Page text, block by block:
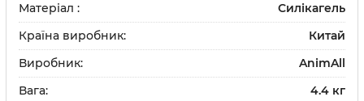
Матеріал :
Силікагель
Країна виробник:
Китай
Виробник:
AnimAll
Вага:
4.4 кг